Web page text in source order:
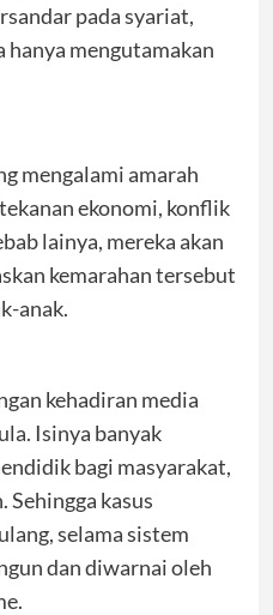
pada syariat,
hanya mengutamakan
mengalami amarah
ekonomi, konflik
lainya, mereka akan
kemarahan tersebut
anak.
kehadiran media
Isinya banyak
bagi masyarakat,
Sehingga kasus
selama sistem
dan diwarnai oleh